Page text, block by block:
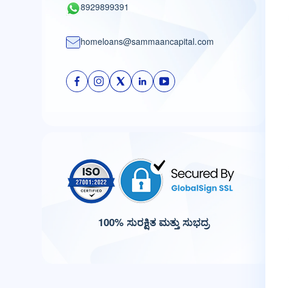
8929899391
homeloans@sammaancapital.com
100% ಸುರಕ್ಷಿತ ಮತ್ತು ಸುಭದ್ರ